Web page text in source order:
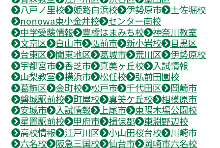
八戸ノ里校
姫路白浜校 伊勢原市
土佐堀校
nonowa東小金井校
センター南校
中学受験情報
豊橋はまみち校
神奈川教室
文京区
白山市 弘前市 新小岩校
目黒区
台東区
関東地区 葛城市 荒川区
伊勢原校
宇都宮市
香芝市 真美ヶ丘校
入試情報
山梨教室
横浜市 松任校
弘前田園校
葛飾区
金町校 松戸市 千代田区
岡崎市
磐城駅前校
町屋校 真美ケ丘校
相模原市
安城市
入試情報 上尾市
東陽木場公園校
星置駅前校
甲府市 揖保郡
東淵野辺校
高校情報
江戸川区 小山田桜台校
川崎市
六名校
阪急三国校 仙台市 岡崎市六名校